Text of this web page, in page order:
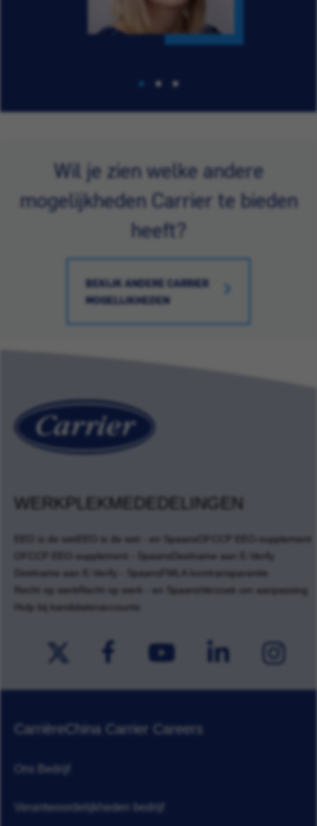
Wil je zien welke andere
mogelijkheden Carrier te bieden
heeft?
BEKIJK ANDERE CARRIER
MOGELIJKHEDEN
WERKPLEKMEDEDELINGEN
EEO is de wet EEO is de wet - en Spaans
OFCCP EEO-supplement
OFCCP EEO-supplement - Spaans
Deelname aan E-Verify
Deelname aan E-Verify - Spaans
FMLA loontransparantie
Recht op werk
Recht op werk - en Spaans
Verzoek om aanpassing
Hulp bij kandidatenaccounts
CarrièreChina Carrier Careers
Ons Bedrijf
Verantwoordelijkheden bedrijf